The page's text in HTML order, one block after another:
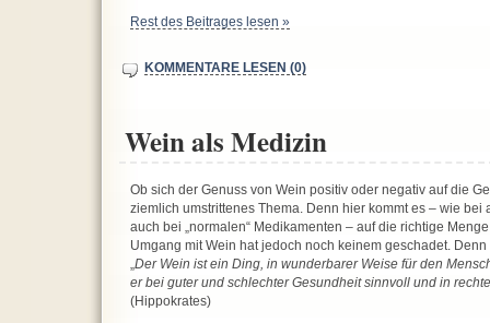
Rest des Beitrages lesen »
KOMMENTARE LESEN (0)
Wein als Medizin
Ob sich der Genuss von Wein positiv oder negativ auf die
ziemlich umstrittenes Thema. Denn hier kommt es – wie
auch bei „normalen“ Medikamenten – auf die richtige
Umgang mit Wein hat jedoch noch keinem geschadet.
Der Wein ist ein Ding, in wunderbarer Weise für den
er bei guter und schlechter Gesundheit sinnvoll und in
(Hippokrates)